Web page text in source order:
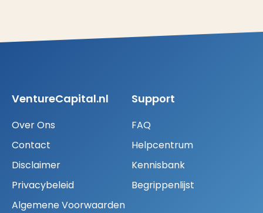
VentureCapital.nl
Over Ons
Contact
Disclaimer
Privacybeleid
Algemene Voorwaarden
Support
FAQ
Helpcentrum
Kennisbank
Begrippenlijst